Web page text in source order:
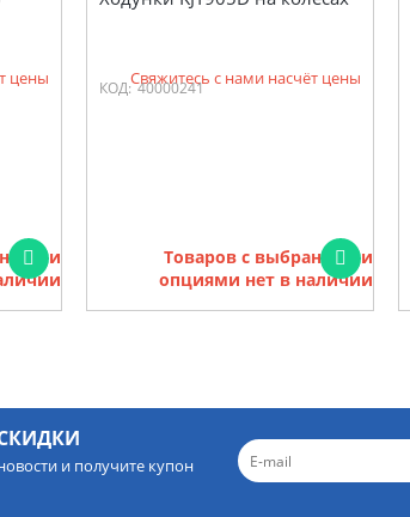
цены КОД: 40000241
Свяжитесь с нами насчёт цены
Товаров с выбранными
опциями нет в наличии
и получите купон